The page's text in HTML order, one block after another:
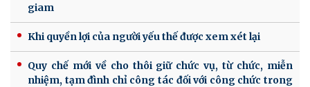
giam
Khi quyền lợi của người yếu thế được xem xét lại
Quy chế mới về cho thôi giữ chức vụ, từ chức, miễn
nhiệm, tạm đình chỉ công tác đối với công chức trong